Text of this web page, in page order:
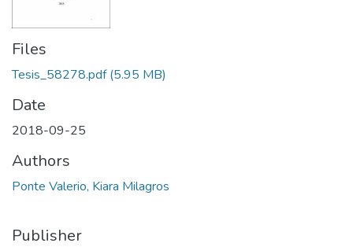
Files
Tesis_58278.pdf(5.95 MB)
Date
2018-09-25
Authors
Ponte Valerio, Kiara Milagros
Publisher